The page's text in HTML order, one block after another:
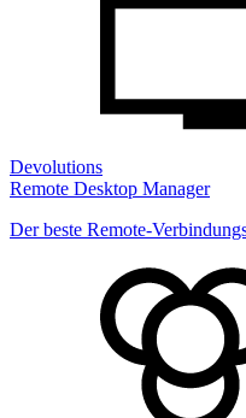
Devolutions
Remote Desktop Manager
Der beste Remote-